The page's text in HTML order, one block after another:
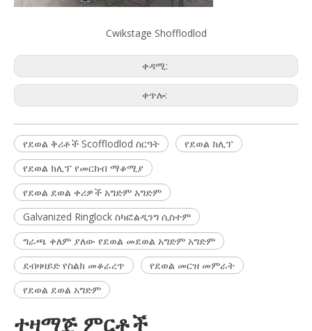
Cwikstage Shofflodlod
ቀዳሚ:
ቀጥሎ:
የደወል ቅሪቶች Scofflodlod ስርዓት
የደወል ክሊፕ
የደወል ክሊፕ የመርከብ ማቆሚያ
የደወል ደወል ቀሪዎች አግድም አግድም
Galvanized Ringlock ስካፎልዲንግ ሲስተም
ግራጫ ቀለም ያለው የደወል መደወል አግድም አግድም
ደብዛዛይድ የስልክ መቆራረጥ
የደወል መርዝ መምራት
የደወል ደወል አግድም
ተዛማጅ ምርቶች